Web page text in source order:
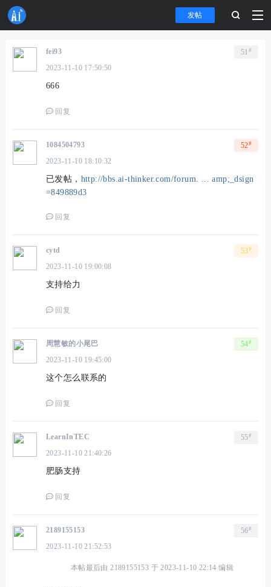
发帖
51 #
fei93
2023-11-10 17:50:50
666
回复
52#
1084504793
2023-11-10 18:10:32
已发帖， http://bbs.ai-thinker.com/forum. ... amp;_dsign
=849889d3
回复
53#
cytd
2023-11-10 19:00:08
支持给力
回复
54#
周慧敏的小尾巴
2023-11-10 19:45:00
这个怎么联系的
回复
55#
LearnInTEC
2023-11-10 21:40:26
肥肠支持
回复
56#
2189155153
2023-11-10 21:52:53
本帖最后由 2189155153 于 2023-11-10 22:14 编辑